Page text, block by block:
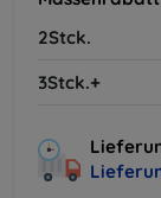
2Stck.
3Stck.+